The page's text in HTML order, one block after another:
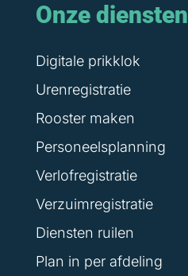
Onze diensten
Digitale prikklok
Urenregistratie
Rooster maken
Personeelsplanning
Verlofregistratie
Verzuimregistratie
Diensten ruilen
Plan in per afdeling